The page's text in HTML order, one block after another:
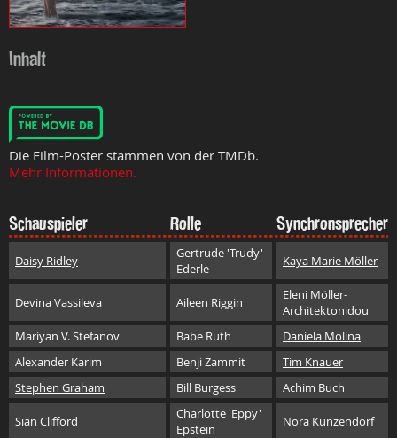
Inhalt
Die Film-Poster stammen von der TMDb.
Mehr Informationen.
Schauspieler Rolle Synchronsprecher
Daisy Ridley
Gertrude 'Trudy'
Ederle
Kaya Marie Möller
Devina Vassileva Aileen Riggin
Eleni Möller-
Architektonidou
Mariyan V. Stefanov
Babe Ruth
Daniela Molina
Alexander Karim
Benji Zammit
Tim Knauer
Stephen Graham
Bill Burgess Achim Buch
Sian Clifford
Charlotte 'Eppy'
Epstein
Nora Kunzendorf